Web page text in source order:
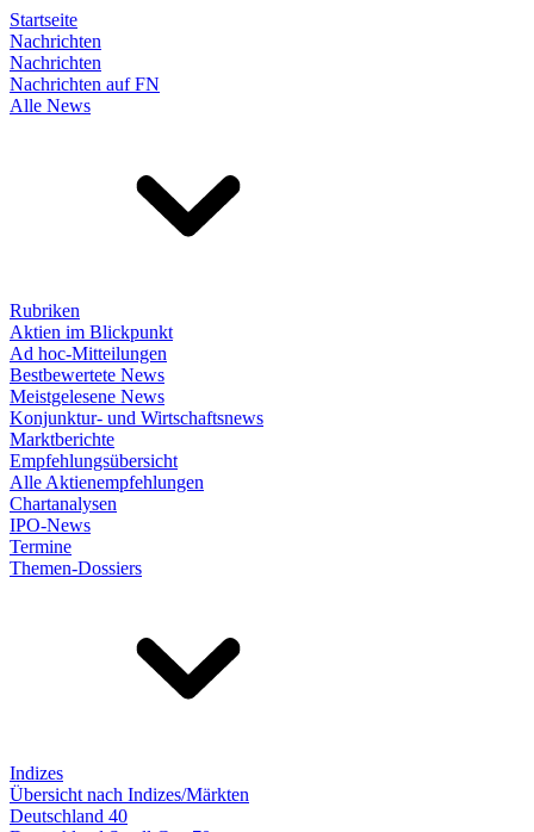
Startseite
Nachrichten
Nachrichten
Nachrichten auf FN
Alle News
Rubriken
Aktien im Blickpunkt
Ad hoc-Mitteilungen
Bestbewertete News
Meistgelesene News
Konjunktur- und Wirtschaftsnews
Marktberichte
Empfehlungsübersicht
Alle Aktienempfehlungen
Chartanalysen
IPO-News
Termine
Themen-Dossiers
Indizes
Übersicht nach Indizes/Märkten
Deutschland 40